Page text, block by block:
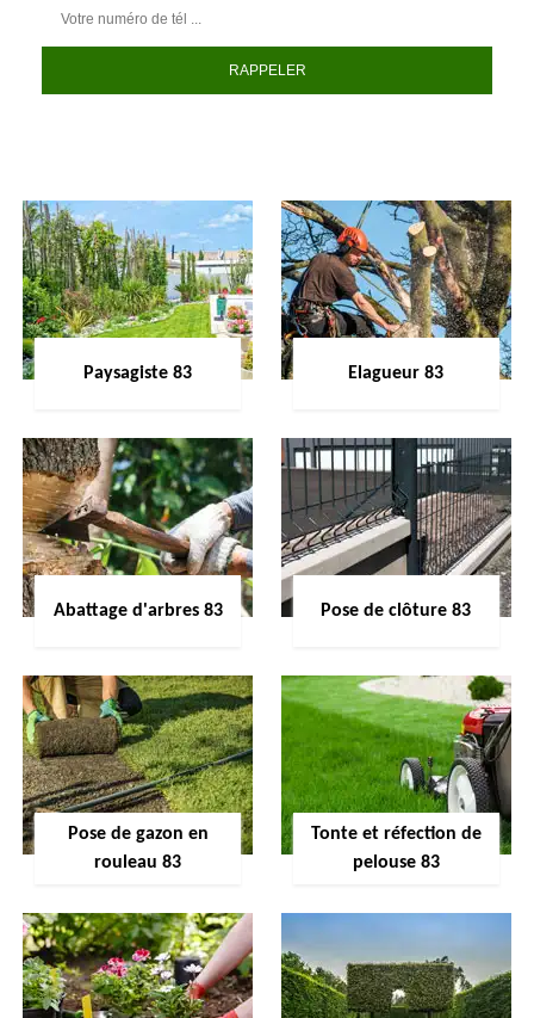
Paysagiste 83 Elagueur 83
Abattage d'arbres 83 Pose de clôture 83
Pose de gazon en
rouleau 83
Tonte et réfection de
pelouse 83